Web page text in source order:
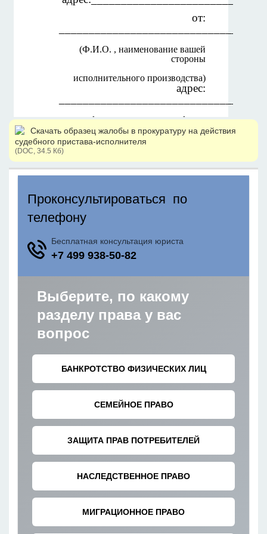
Скачать образец жалобы в прокуратуру на действия
судебного пристава-исполнителя
(DOC, 34.5 Кб)